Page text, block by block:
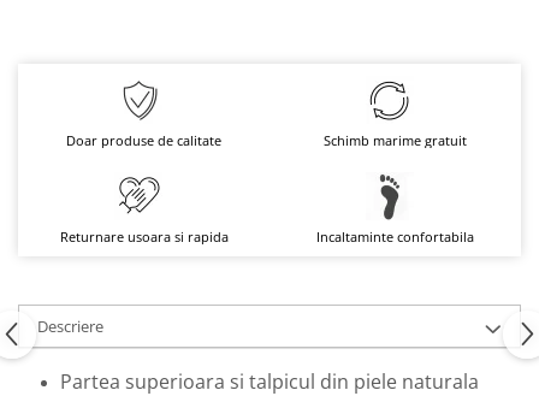
Doar produse de calitate Schimb marime gratuit
Returnare usoara si rapida Incaltaminte confortabila
Descriere
Partea superioara si talpicul din piele naturala